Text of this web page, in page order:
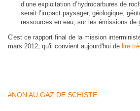
d’une exploitation d’hydrocarbures de
serait l’impact paysager, géologique,
ressources en eau, sur les émissions de
C'est ce rapport final de la mission
mars 2012, qu'il convient aujourd'hui de lire
#NON AU GAZ DE SCHISTE